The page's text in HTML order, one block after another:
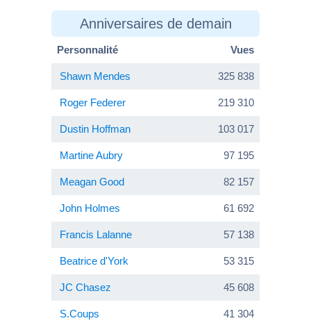
Anniversaires de demain
Personnalité Vues
Shawn Mendes 325 838
Roger Federer 219 310
Dustin Hoffman 103 017
Martine Aubry 97 195
Meagan Good 82 157
John Holmes 61 692
Francis Lalanne 57 138
Beatrice d'York 53 315
JC Chasez 45 608
S.Coups 41 304